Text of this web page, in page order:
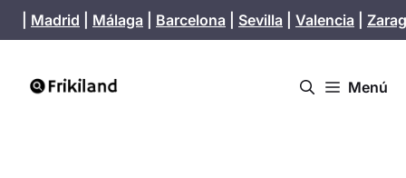
Saltar
al
Madrid Málaga Barcelona Sevilla Valencia
Menú